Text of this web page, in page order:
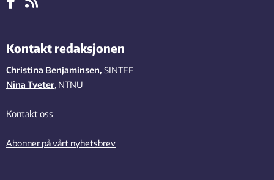
Kontakt redaksjonen
Christina Benjaminsen, SINTEF
Nina Tveter, NTNU
Kontakt oss
Abonner på vårt nyhetsbrev